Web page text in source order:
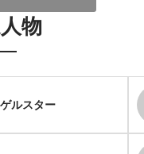
物
ルスター